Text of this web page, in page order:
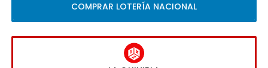
COMPRAR LOTERÍA NACIONAL